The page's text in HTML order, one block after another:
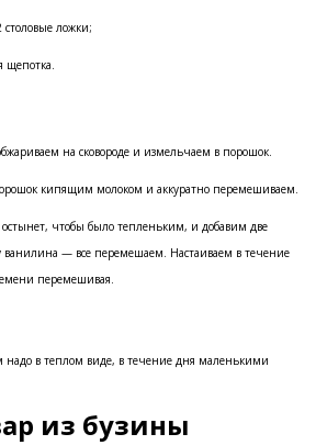
ложки;
щепотка.
на сковороде и измельчаем в порошок.
кипящим молоком и аккуратно перемешиваем.
остынет, чтобы было тепленьким, и добавим две
— все перемешаем. Настаиваем в течение
перемешивая.
надо в теплом виде, в течение дня маленькими
из бузины